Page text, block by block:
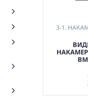
3-1.